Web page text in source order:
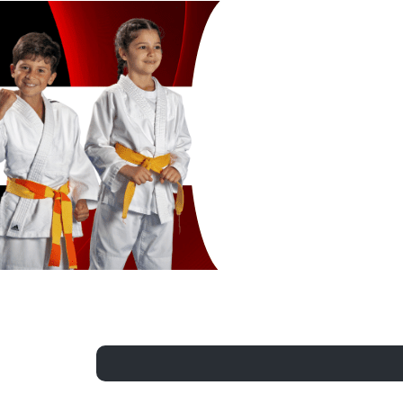
Exporter les lignes sélectionnées
Exporter toutes les colonnes
Exporter uniquement les colonnes affichées
Menu
?>
Images de la page d'accueil
Cliquez pour éditer